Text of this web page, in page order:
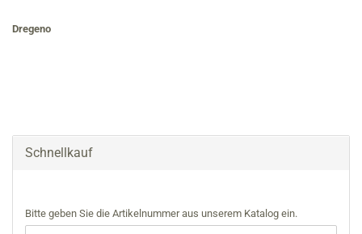
Dregeno
Schnellkauf
BITTE
GEBEN
Bitte geben Sie die Artikelnummer aus unserem Katalog ein.